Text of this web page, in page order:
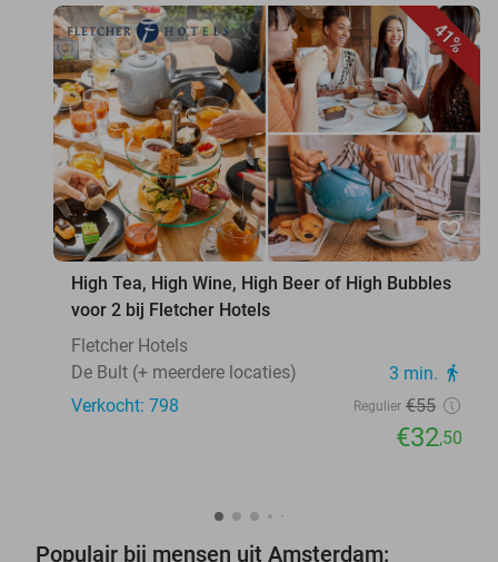
41%
favorite_border
High Tea, High Wine, High Beer of High Bubbles
voor 2 bij Fletcher Hotels
Fletcher Hotels
De Bult (+ meerdere locaties)
3 min. directions_walk
Verkocht: 798 Regulier €55
€32,50
Populair bij mensen uit Amsterdam: